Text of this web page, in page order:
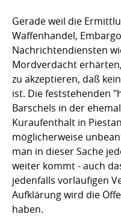
Gerade weil die
Waffenhandel,
Nachrichtendiensten
Mordverdacht
zu akzeptieren, daß
ist. Die feststehenden
Barschels in der
Kuraufenthalt in
möglicherweise
man in dieser Sache
weiter kommt - auch
jedenfalls vorläufigen
Aufklärung wird die
haben.